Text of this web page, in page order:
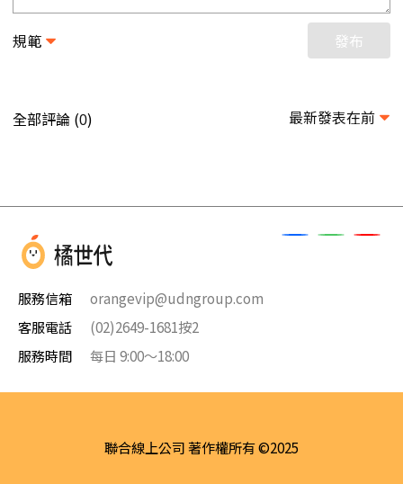
規範 發布
全部評論 (0) 最新發表在前
服務信箱
orangevip@udngroup.com
客服電話
(02)2649-1681按2
服務時間
每日 9:00～18:00
聯合線上公司 著作權所有 ©2025